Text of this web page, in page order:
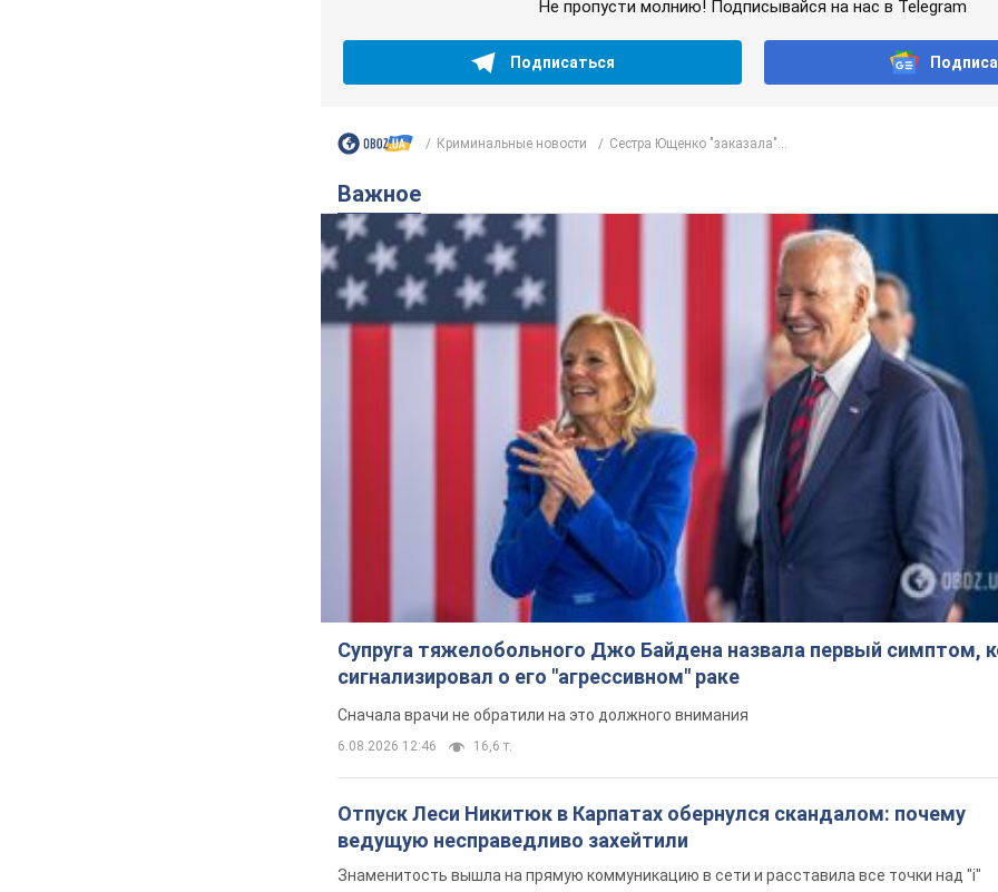
Не пропусти молнию! Подписывайся на нас в Telegram
Подписаться
Криминальные новости Сестра Ющенко "заказала"...
Важное
Супруга тяжелобольного Джо Байдена назвала первый симптом,
сигнализировал о его "агрессивном" раке
Сначала врачи не обратили на это должного внимания
6.08.2026 12:46 16,6 т.
Отпуск Леси Никитюк в Карпатах обернулся скандалом: почему
ведущую несправедливо захейтили
Знаменитость вышла на прямую коммуникацию в сети и расставила все точки над "i"